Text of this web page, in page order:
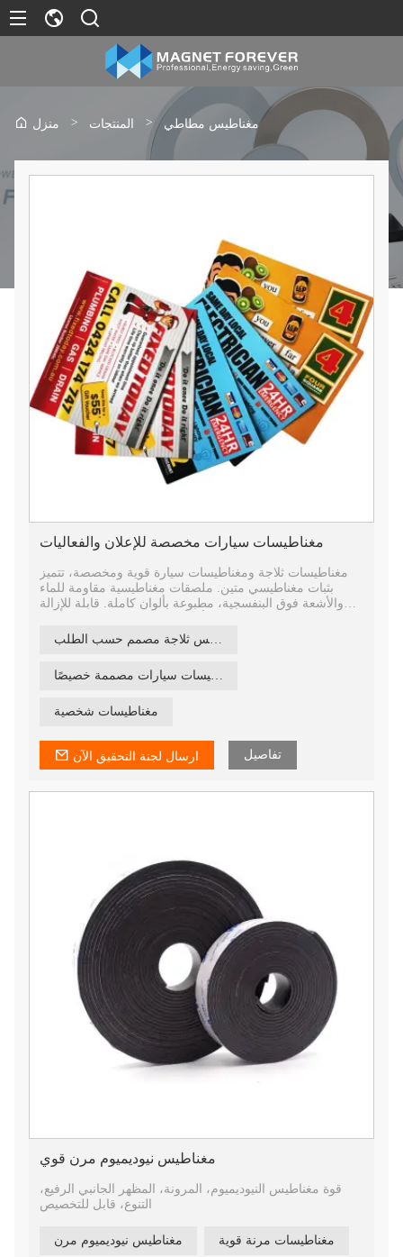
منزل > المنتجات > مغناطيس مطاطي
مغناطيسات سيارات مخصصة للإعلان والفعاليات
مغناطيسات ثلاجة ومغناطيسات سيارة قوية ومخصصة، تتميز
بثبات مغناطيسي متين. ملصقات مغناطيسية مقاومة للماء
والأشعة فوق البنفسجية، مطبوعة بألوان كاملة. قابلة للإزالة
التجارية.
مغناطيس ثلاجة مصمم حسب الطلب
مغناطيسات سيارات مصممة خصيصًا
مغناطيسات شخصية
ارسال لجنة التحقيق الآن تفاصيل
مغناطيس نيوديميوم مرن قوي
قوة مغناطيس النيوديميوم، المرونة، المظهر الجانبي الرفيع،
التنوع، قابل للتخصيص
مغناطيس نيوديميوم مرن مغناطيسات مرنة قوية